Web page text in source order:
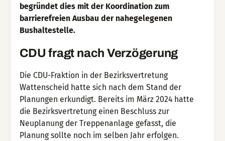
begründet dies mit der Koordination zum
barrierefreien Ausbau der nahegelegenen
Bushaltestelle.
CDU fragt nach Verzögerung
Die CDU-Fraktion in der Bezirksvertretung
Wattenscheid hatte sich nach dem Stand der
Planungen erkundigt. Bereits im März 2024 hatte
die Bezirksvertretung einen Beschluss zur
Neuplanung der Treppenanlage gefasst, die
Planung sollte noch im selben Jahr erfolgen.